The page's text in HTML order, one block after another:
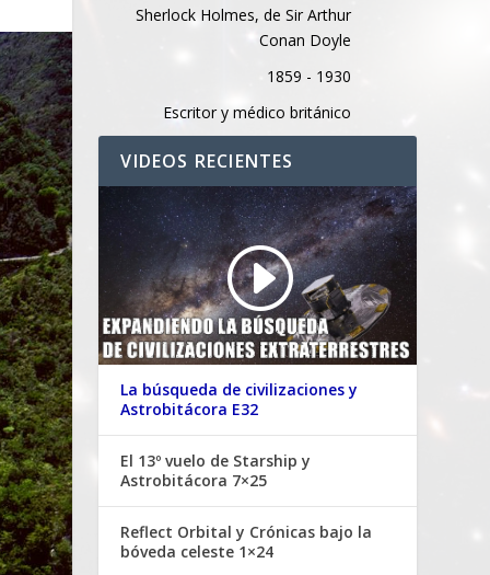
Sherlock Holmes, de Sir Arthur
Conan Doyle
1859 - 1930
Escritor y médico británico
VIDEOS RECIENTES
La búsqueda de civilizaciones y
Astrobitácora E32
El 13º vuelo de Starship y
Astrobitácora 7×25
Reflect Orbital y Crónicas bajo la
bóveda celeste 1×24